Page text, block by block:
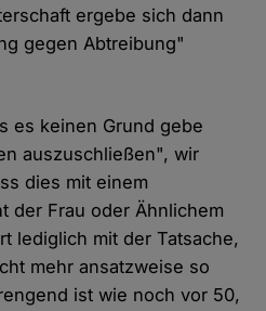
ergebe sich dann
gegen Abtreibung"
es keinen Grund gebe
auszuschließen", wir
dies mit einem
der Frau oder Ähnlichem
lediglich mit der Tatsache,
mehr ansatzweise so
ist wie noch vor 50,